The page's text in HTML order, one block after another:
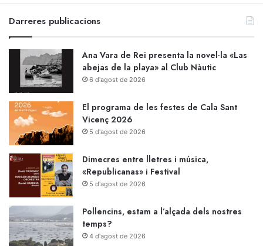
Darreres publicacions
Ana Vara de Rei presenta la novel·la «Las
abejas de la playa» al Club Nàutic
6 d'agost de 2026
El programa de les festes de Cala Sant
Vicenç 2026
5 d'agost de 2026
Dimecres entre lletres i música,
«Republicanas» i Festival
5 d'agost de 2026
Pollencins, estam a l’alçada dels nostres
temps?
4 d'agost de 2026